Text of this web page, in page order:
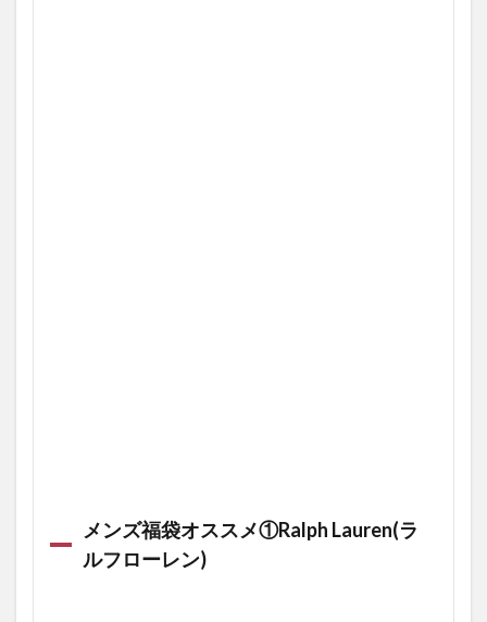
メンズ福袋オススメ①Ralph Lauren(ラ
ルフローレン)